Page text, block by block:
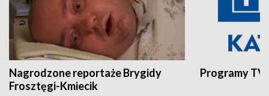
Nagrodzone reportaże Brygidy
Frosztęgi-Kmiecik
Programy